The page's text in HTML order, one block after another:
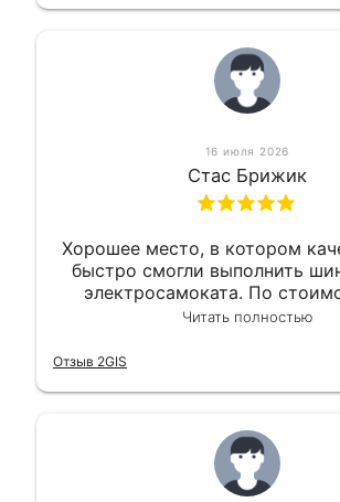
16 июля 2026
Стас Брижик
Хорошее место, в котором
быстро смогли выполнить
электросамоката. По
вышло вообще приемлемо
Читать полностью
Отзыв 2GIS